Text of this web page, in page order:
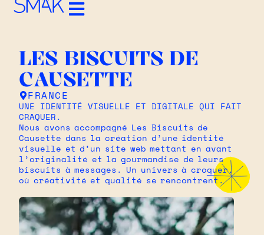
LES BISCUITS DE
CAUSETTE
FRANCE
UNE IDENTITÉ VISUELLE ET DIGITALE QUI FAIT
CRAQUER.
Nous avons accompagné Les Biscuits de
Causette dans la création d’une identité
visuelle et d’un site web mettant en avant
l’originalité et la gourmandise de leurs
biscuits à messages. Un univers à croquer,
où créativité et qualité se rencontrent.